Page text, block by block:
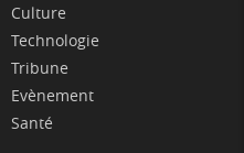
Culture
Technologie
Tribune
Evènement
Santé